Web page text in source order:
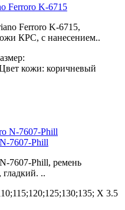
Ferroro K-6715
Ferroro K-6715,
КРС, с нанесением..
кожи: коричневый
7607-Phill
7607-Phill, ремень
гладкий. ..
Х 3.5